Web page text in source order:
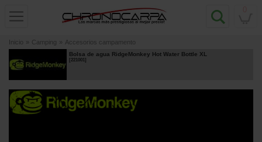
Inicio » Camping » Accesorios campamento
Bolsa de agua RidgeMonkey Hot Water Bottle XL
[221001]